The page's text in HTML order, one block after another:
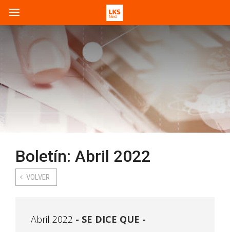
Boletín: Abril 2022
VOLVER
Abril 2022 SE DICE QUE -